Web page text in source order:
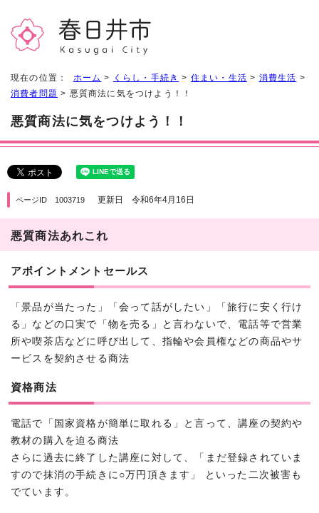
現在の位置： ホーム > くらし・手続き > 住まい・生活 > 消費生活 >
消費者問題 > 悪質商法に気をつけよう！！
悪質商法に気をつけよう！！
ページID 1003719 更新日 令和6年4月16日
悪質商法あれこれ
アポイントメントセールス
「景品が当たった」「会って話がしたい」「旅行に安く行け
る」などの口実で「物を売る」と言わないで、電話等で営業
所や喫茶店などに呼び出して、指輪や会員権などの商品やサ
ービスを契約させる商法
資格商法
電話で「国家資格が簡単に取れる」と言って、講座の契約や
教材の購入を迫る商法
さらに過去に終了した講座に対して、「まだ登録されていま
すので抹消の手続きに○万円頂きます」 といった二次被害も
でています。